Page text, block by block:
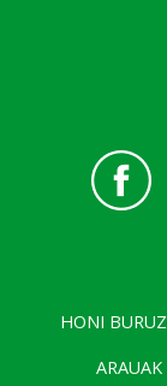
HONI BURUZ
ARAUAK